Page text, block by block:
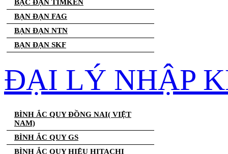
BẠC ĐẠN TIMKEN
BẠN ĐẠN FAG
BẠN ĐẠN NTN
BẠN ĐẠN SKF
ĐẠI LÝ NHẬP
BÌNH ẮC QUY ĐỒNG NAI( VIỆT
NAM)
BÌNH ẮC QUY GS
BÌNH ẮC QUY HIỆU HITACHI